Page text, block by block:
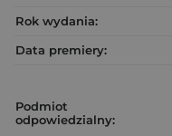
Rok wydania:
Data premiery:
Podmiot
odpowiedzialny: